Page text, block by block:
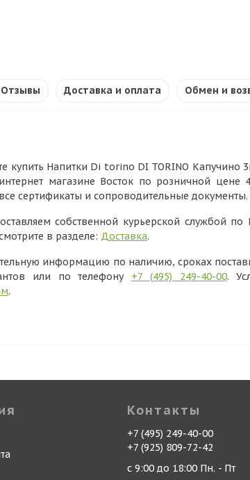
Отзывы Доставка и оплата Обмен и
купить Напитки Di torino DI TORINO Капучино
магазине Восток по розничной
сертификаты и сопроводительные документы.
собственной курьерской службой
в разделе: Доставка.
информацию по наличию, сроках
или по телефону +7 (495) 249-40-00.
.
Контакты
+7 (495) 249-40-00
+7 (925) 809-72-42
с 9:00 до 18:00 Пн. - Пт